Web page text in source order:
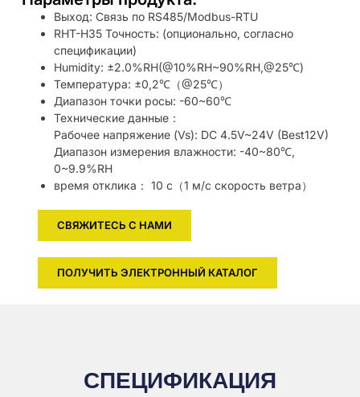
Выход: Связь по RS485/Modbus-RTU
RHT-H35 Точность: (опционально, согласно
спецификации)
Humidity: ±2.0%RH(@10%RH~90%RH,@25℃)
Температура: ±0,2℃（@25℃）
Диапазон точки росы: -60~60℃
Технические данные：
Рабочее напряжение (Vs): DC 4.5V~24V (Best12V)
Диапазон измерения влажности: -40~80℃,
0~9.9%RH
время отклика： 10 с（1 м/с скорость ветра）
СВЯЖИТЕСЬ С НАМИ
ПОЛУЧИТЬ ЭЛЕКТРОННЫЙ КАТАЛОГ
СПЕЦИФИКАЦИЯ